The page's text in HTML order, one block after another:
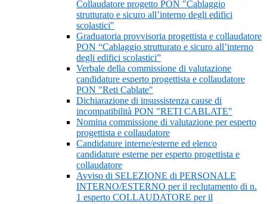
Collaudatore progetto PON "Cablaggio
strutturato e sicuro all’interno degli edifici
scolastici"
Graduatoria provvisoria progettista e collaudatore
PON “Cablaggio strutturato e sicuro all’interno
degli edifici scolastici”
Verbale della commissione di valutazione
candidature esperto progettista e collaudatore
PON "Reti Cablate"
Dichiarazione di insussistenza cause di
incompatibilità PON "RETI CABLATE"
Nomina commissione di valutazione per esperto
progettista e collaudatore
Candidature interne/esterne ed elenco
candidature esterne per esperto progettista e
collaudatore
Avviso di SELEZIONE di PERSONALE
INTERNO/ESTERNO per il reclutamento di n.
1 esperto COLLAUDATORE per il